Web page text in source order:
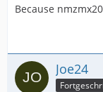
Because
Joe24